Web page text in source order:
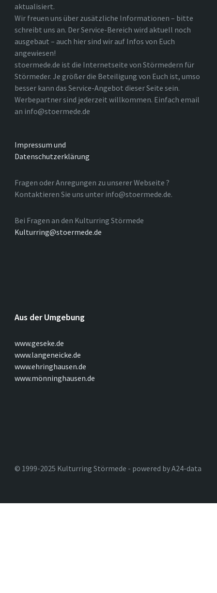
aktualisiert.
Wir freuen uns über zusätzliche Informationen – bitte
schreibt uns an. Der Service-Bereich wird aktuell noch
ausgebaut – auch hier sind wir auf Infos von Euch
angewiesen!
stoermede.de ist die Internetseite von Störmedern für
Störmeder. Je größer die Beteiligung von Euch ist, umso
besser kann das Service-Angebot dieser Seite sein.
Werbepartner sind jederzeit willkommen. Einfach email
an info@stoermede.de
Impressum und
Datenschutzerklärung
Fragen oder Anregungen zu unserer Webseite ?
Kontaktieren Sie uns unter info@stoermede.de.
Bei Fragen an den Kulturring Störmede
Kulturring@stoermede.de
Aus der Umgebung
www.geseke.de
www.langeneicke.de
www.ehringhausen.de
www.mönninghausen.de
© 1999-2025 Kulturring Störmede - powered by A24-data